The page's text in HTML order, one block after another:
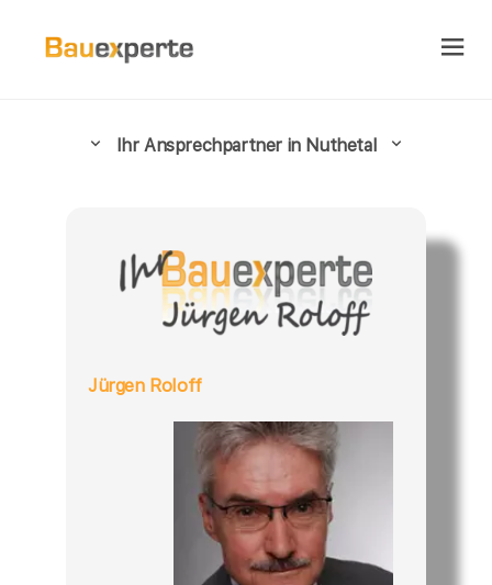
Ihr Ansprechpartner in Nuthetal
Jürgen Roloff